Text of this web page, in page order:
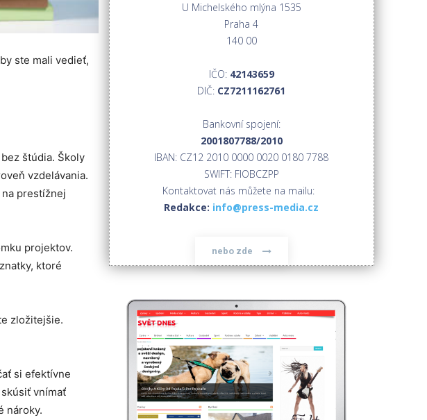
ste mali vedieť,
štúdia. Školy
vzdelávania.
prestížnej
projektov.
ktoré
zložitejšie.
si efektívne
vnímať
nároky.
U Michelského mlýna 1535
Praha 4
140 00
IČO: 42143659
DIČ: CZ7211162761
Bankovní spojení:
2001807788/2010
IBAN: CZ12 2010 0000 0020 0180 7788
SWIFT: FIOBCZPP
Kontaktovat nás můžete na mailu:
Redakce: info@press-media.cz
nebo zde